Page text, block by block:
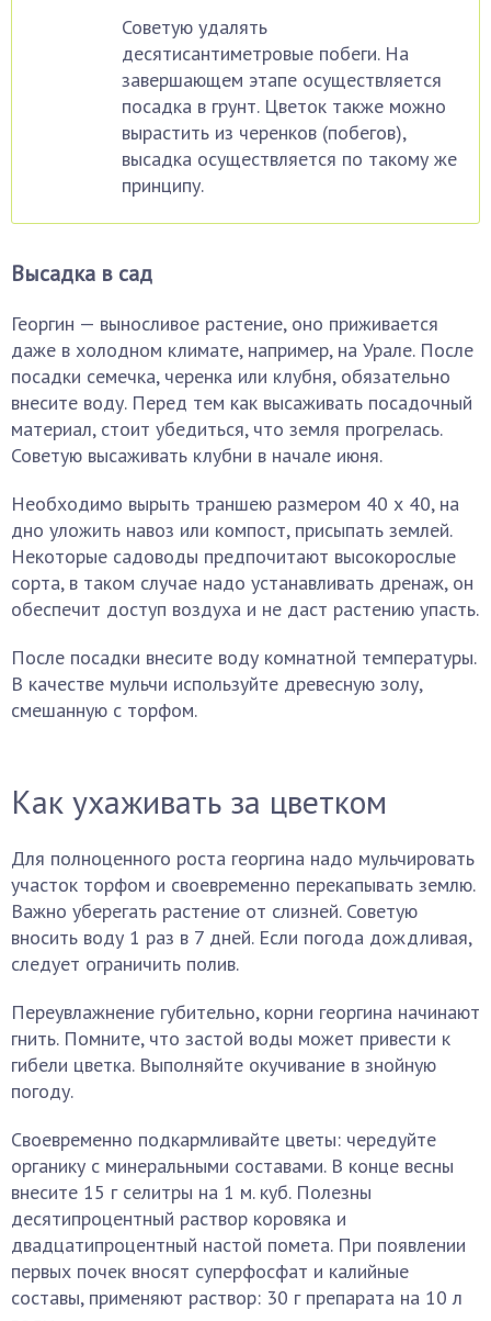
Советую удалять
десятисантиметровые побеги. На
завершающем этапе осуществляется
посадка в грунт. Цветок также можно
вырастить из черенков (побегов),
высадка осуществляется по такому же
принципу.
Высадка в сад
Георгин — выносливое растение, оно приживается
даже в холодном климате, например, на Урале. После
посадки семечка, черенка или клубня, обязательно
внесите воду. Перед тем как высаживать посадочный
материал, стоит убедиться, что земля прогрелась.
Советую высаживать клубни в начале июня.
Необходимо вырыть траншею размером 40 х 40, на
дно уложить навоз или компост, присыпать землей.
Некоторые садоводы предпочитают высокорослые
сорта, в таком случае надо устанавливать дренаж, он
обеспечит доступ воздуха и не даст растению упасть.
После посадки внесите воду комнатной температуры.
В качестве мульчи используйте древесную золу,
смешанную с торфом.
Как ухаживать за цветком
Для полноценного роста георгина надо мульчировать
участок торфом и своевременно перекапывать землю.
Важно уберегать растение от слизней. Советую
вносить воду 1 раз в 7 дней. Если погода дождливая,
следует ограничить полив.
Переувлажнение губительно, корни георгина начинают
гнить. Помните, что застой воды может привести к
гибели цветка. Выполняйте окучивание в знойную
погоду.
Своевременно подкармливайте цветы: чередуйте
органику с минеральными составами. В конце весны
внесите 15 г селитры на 1 м. куб. Полезны
десятипроцентный раствор коровяка и
двадцатипроцентный настой помета. При появлении
первых почек вносят суперфосфат и калийные
составы, применяют раствор: 30 г препарата на 10 л